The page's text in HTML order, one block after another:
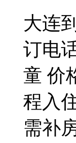
大连
订电
童 价
程入
需补